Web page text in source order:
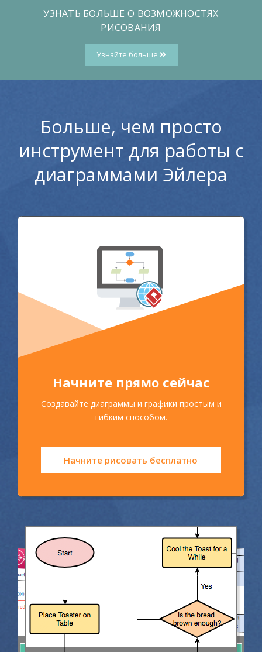
УЗНАТЬ БОЛЬШЕ О ВОЗМОЖНОСТЯХ
РИСОВАНИЯ
Узнайте больше
Больше, чем просто
инструмент для работы с
диаграммами Эйлера
Начните прямо сейчас
Создавайте диаграммы и графики простым и
гибким способом.
Начните рисовать бесплатно